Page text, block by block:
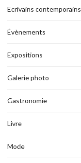
Ecrivains contemporains
Évènements
Expositions
Galerie photo
Gastronomie
Livre
Mode